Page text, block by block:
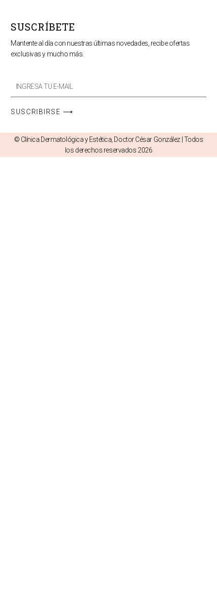
SUSCRÍBETE
Mantente al día con nuestras últimas novedades, recibe ofertas
exclusivas y mucho más.
Email
Promos
SUSCRIBIRSE ⟶
© Clínica Dermatológica y Estética, Doctor César González | Todos
los derechos reservados 2026